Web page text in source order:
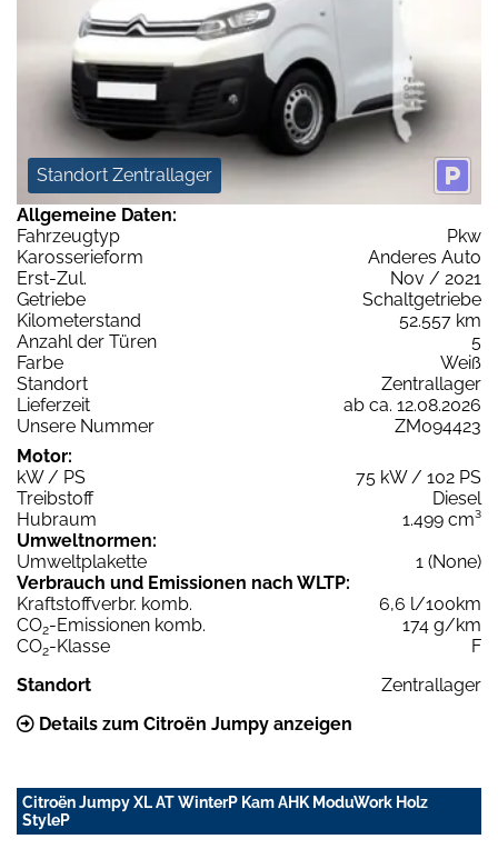
Standort Zentrallager
Allgemeine Daten:
Fahrzeugtyp
Pkw
Karosserieform
Anderes Auto
Erst-Zul.
Nov / 2021
Getriebe
Schaltgetriebe
Kilometerstand
52.557 km
Anzahl der Türen
5
Farbe
Weiß
Standort
Zentrallager
Lieferzeit
ab ca. 12.08.2026
Unsere Nummer
ZM094423
Motor:
kW / PS
75 kW / 102 PS
Treibstoff
Diesel
Hubraum
1.499 cm³
Umweltnormen:
Umweltplakette
1 (None)
Verbrauch und Emissionen nach WLTP:
Kraftstoffverbr. komb.
6,6 l/100km
CO2-Emissionen komb.
174 g/km
CO2-Klasse
F
Standort
Zentrallager
Details zum Citroën Jumpy anzeigen
Citroën Jumpy XL AT WinterP Kam AHK ModuWork Holz
StyleP